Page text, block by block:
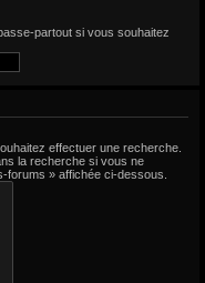
partout si vous souhaitez
effectuer une recherche.
la recherche si vous ne
forums » affichée ci-dessous.